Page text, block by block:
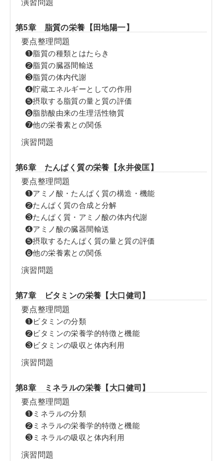
第5章 脂質の栄養【田地陽一】
要点整理問題
❶脂質の種類とはたらき
❷脂質の臓器間輸送
❸脂質の体内代謝
❹貯蔵エネルギーとしての作用
❺摂取する脂質の量と質の評価
❻脂肪酸由来の生理活性物質
❼他の栄養素との関係
演習問題
第6章 たんぱく質の栄養【永井俊匡】
要点整理問題
❶アミノ酸・たんぱく質の構造・機能
❷たんぱく質の合成と分解
❸たんぱく質・アミノ酸の体内代謝
❹アミノ酸の臓器間輸送
❺摂取するたんぱく質の量と質の評価
❻他の栄養素との関係
演習問題
第7章 ビタミンの栄養【大口健司】
要点整理問題
❶ビタミンの分類
❷ビタミンの栄養学的特徴と機能
❸ビタミンの吸収と体内利用
演習問題
第8章 ミネラルの栄養【大口健司】
要点整理問題
❶ミネラルの分類
❷ミネラルの栄養学的特徴と機能
❸ミネラルの吸収と体内利用
演習問題